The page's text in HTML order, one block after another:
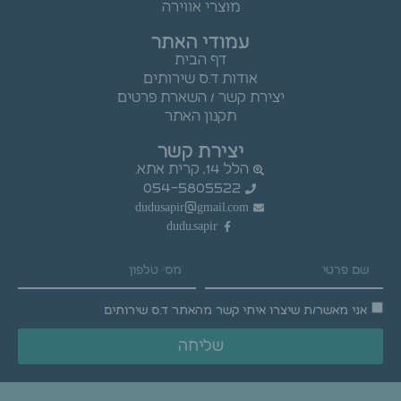
מוצרי אווירה
עמודי האתר
דף הבית
אודות ד.ס שירותים
יצירת קשר / השארת פרטים
תקנון האתר
יצירת קשר
הלל 14, קרית אתא.
054-5805522
dudusapir@gmail.com
dudu.sapir
אני מאשר/ת שיצרו איתי קשר מהאתר ד.ס שירותים
שליחה